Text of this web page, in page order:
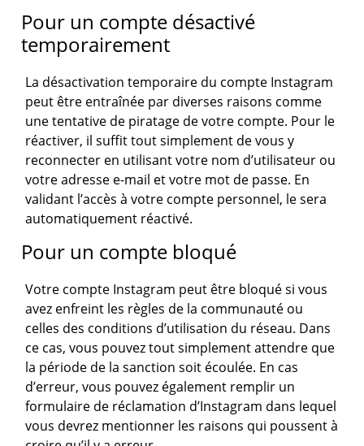
Pour un compte désactivé
temporairement
La désactivation temporaire du compte Instagram
peut être entraînée par diverses raisons comme
une tentative de piratage de votre compte. Pour le
réactiver, il suffit tout simplement de vous y
reconnecter en utilisant votre nom d’utilisateur ou
votre adresse e-mail et votre mot de passe. En
validant l’accès à votre compte personnel, le sera
automatiquement réactivé.
Pour un compte bloqué
Votre compte Instagram peut être bloqué si vous
avez enfreint les règles de la communauté ou
celles des conditions d’utilisation du réseau. Dans
ce cas, vous pouvez tout simplement attendre que
la période de la sanction soit écoulée. En cas
d’erreur, vous pouvez également remplir un
formulaire de réclamation d’Instagram dans lequel
vous devrez mentionner les raisons qui poussent à